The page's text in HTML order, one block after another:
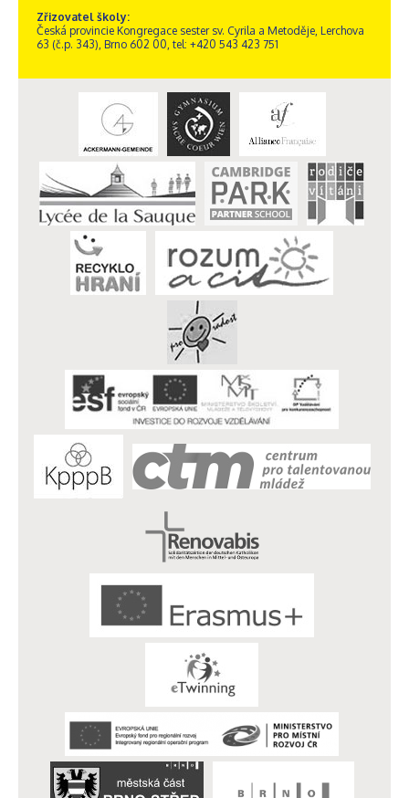
Zřizovatel školy:
Česká provincie Kongregace sester sv. Cyrila a Metoděje, Lerchova
63 (č.p. 343), Brno 602 00, tel: +420 543 423 751